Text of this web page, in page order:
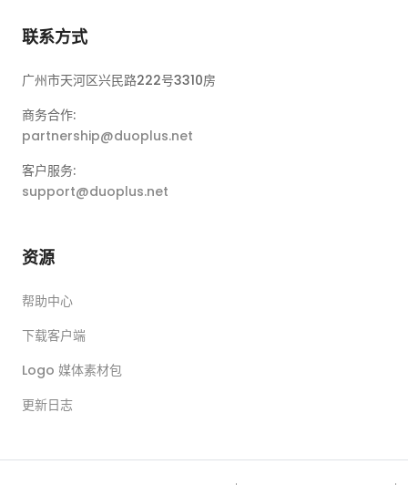
联系方式
广州市天河区兴民路222号3310房
商务合作:
partnership@duoplus.net
客户服务:
support@duoplus.net
资源
帮助中心
下载客户端
Logo 媒体素材包
更新日志